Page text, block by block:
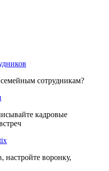
сотрудникам?
кадровые
настройте воронку,